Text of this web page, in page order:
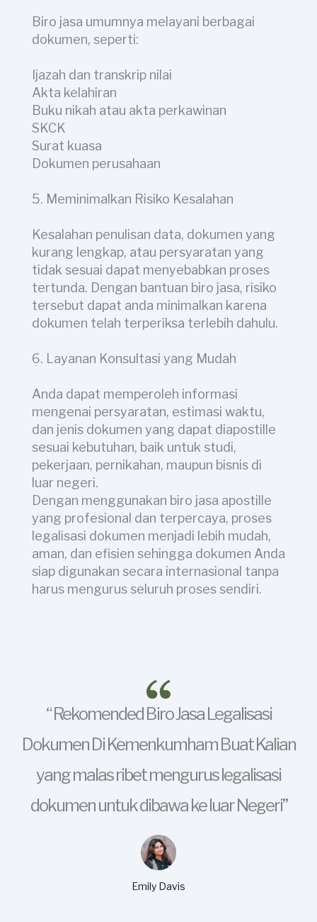
Biro jasa umumnya melayani berbagai
dokumen, seperti:
Ijazah dan transkrip nilai
Akta kelahiran
Buku nikah atau akta perkawinan
SKCK
Surat kuasa
Dokumen perusahaan
5. Meminimalkan Risiko Kesalahan
Kesalahan penulisan data, dokumen yang
kurang lengkap, atau persyaratan yang
tidak sesuai dapat menyebabkan proses
tertunda. Dengan bantuan biro jasa, risiko
tersebut dapat anda minimalkan karena
dokumen telah terperiksa terlebih dahulu.
6. Layanan Konsultasi yang Mudah
Anda dapat memperoleh informasi
mengenai persyaratan, estimasi waktu,
dan jenis dokumen yang dapat diapostille
sesuai kebutuhan, baik untuk studi,
pekerjaan, pernikahan, maupun bisnis di
luar negeri.
Dengan menggunakan biro jasa apostille
yang profesional dan terpercaya, proses
legalisasi dokumen menjadi lebih mudah,
aman, dan efisien sehingga dokumen Anda
siap digunakan secara internasional tanpa
harus mengurus seluruh proses sendiri.
“ Rekomended Biro Jasa Legalisasi
Dokumen Di Kemenkumham Buat Kalian
yang malas ribet mengurus legalisasi
dokumen untuk dibawa ke luar Negeri”
Emily Davis